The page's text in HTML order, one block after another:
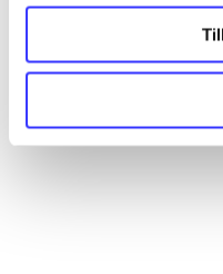
Artikler
Alle registrerede